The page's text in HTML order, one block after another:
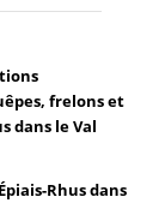
frelons et
dans le Val
Rhus dans